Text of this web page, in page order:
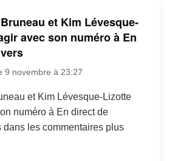
et Kim Lévesque-
avec son numéro à En
9 novembre à 23:27
et Kim Lévesque-Lizotte
numéro à En direct de
dans les commentaires plus